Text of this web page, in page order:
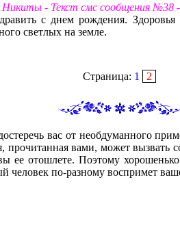
- Текст смс сообщения №38 -
с днем рождения.
светлых на земле.
Страница: 1 2
вас от необдуманного
прочитанная вами, может
ее отошлете. Поэтому
человек по-разному воспримет